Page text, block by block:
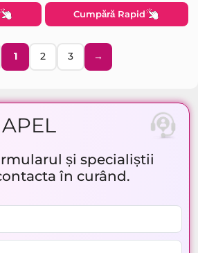
Cumpără Rapid
1 2 3 →
și specialiștii
în curând.